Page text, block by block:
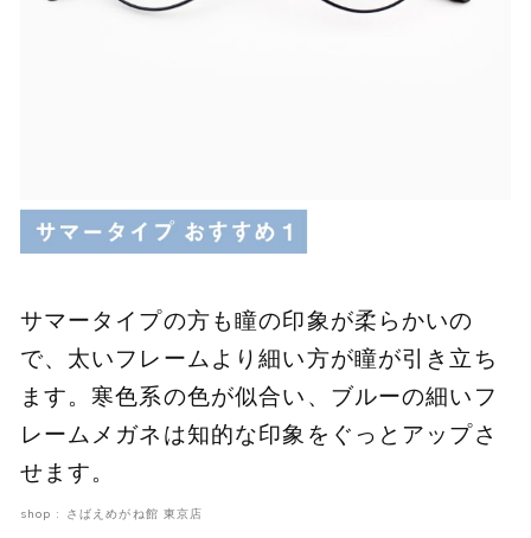
サマータイプの方も瞳の印象が柔らかいの
で、太いフレームより細い方が瞳が引き立ち
ます。寒色系の色が似合い、ブルーの細いフ
レームメガネは知的な印象をぐっとアップさ
せます。
shop : さばえめがね館 東京店